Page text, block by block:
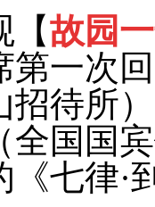
【故园
第一次
招待所
全国国
《七律·